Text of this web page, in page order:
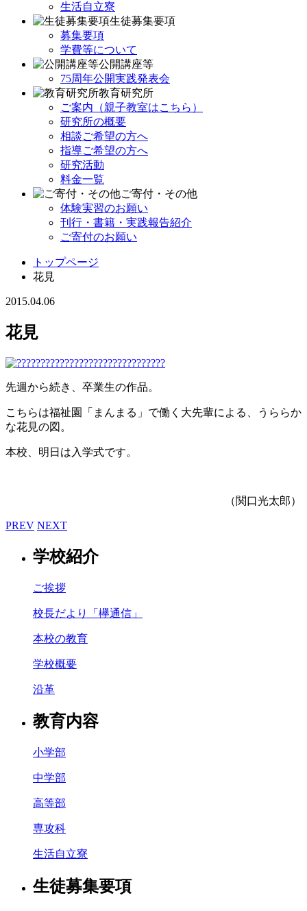
生活自立寮
生徒募集要項
募集要項
学費等について
公開講座等
75周年公開実践発表会
教育研究所
ご案内（親子教室はこちら）
研究所の概要
相談ご希望の方へ
指導ご希望の方へ
研究活動
料金一覧
ご寄付・その他
体験実習のお願い
刊行・書籍・実践報告紹介
ご寄付のお願い
トップページ
花見
2015.04.06
花見
先週から続き、卒業生の作品。
こちらは福祉園「まんまる」で働く大先輩による、うららか
な花見の図。
本校、明日は入学式です。
（関口光太郎）
PREV NEXT
学校紹介
ご挨拶
校長だより「欅通信」
本校の教育
学校概要
沿革
教育内容
小学部
中学部
高等部
専攻科
生活自立寮
生徒募集要項